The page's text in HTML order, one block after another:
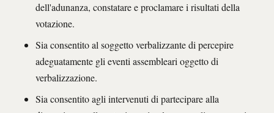
dell'adunanza, constatare e proclamare i risultati della
votazione.
Sia consentito al soggetto verbalizzante di percepire
adeguatamente gli eventi assembleari oggetto di
verbalizzazione.
Sia consentito agli intervenuti di partecipare alla